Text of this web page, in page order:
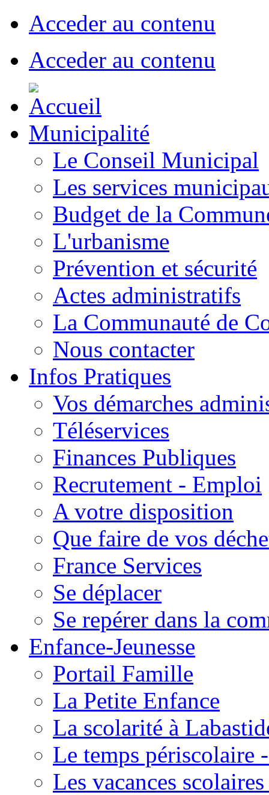
Acceder au contenu
Acceder au contenu
Municipalité
Le Conseil Municipal
Les services
Budget de la
L'urbanisme
Prévention et sécurité
Actes administratifs
La Communauté de
Nous contacter
Infos Pratiques
Vos démarches
Téléservices
Finances Publiques
Recrutement - Emploi
A votre disposition
Que faire de vos
France Services
Se déplacer
Se repérer dans la
Enfance-Jeunesse
Portail Famille
La Petite Enfance
La scolarité à
Le temps périscolaire
Les vacances